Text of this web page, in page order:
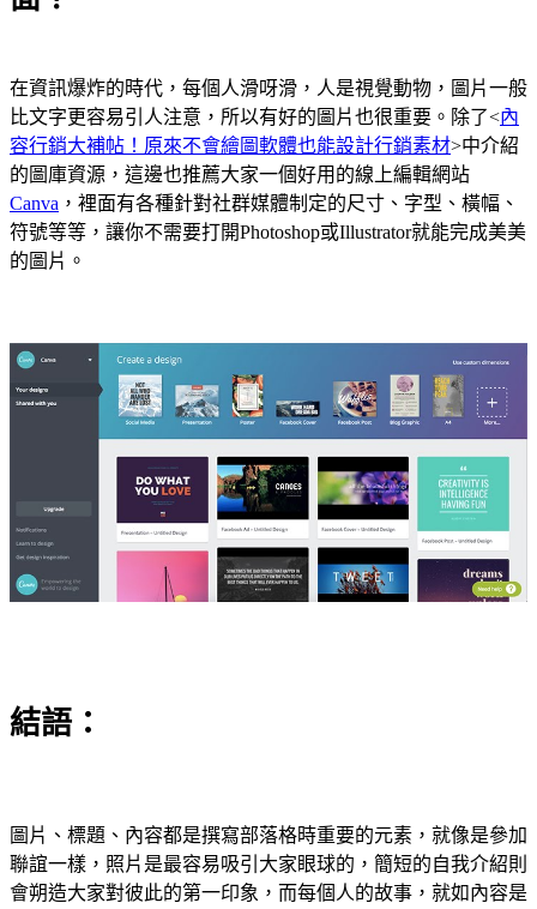
在資訊爆炸的時代，每個人滑呀滑，人是視覺動物，圖片一般
比文字更容易引人注意，所以有好的圖片也很重要。除了<內
容行銷大補帖！原來不會繪圖軟體也能設計行銷素材>中介紹
的圖庫資源，這邊也推薦大家一個好用的線上編輯網站
Canva ，裡面有各種針對社群媒體制定的尺寸、字型、橫幅、
符號等等，讓你不需要打開Photoshop或Illustrator就能完成美美
的圖片。
結語：
圖片、標題、內容都是撰寫部落格時重要的元素，就像是參加
聯誼一樣，照片是最容易吸引大家眼球的，簡短的自我介紹則
會朔造大家對彼此的第一印象，而每個人的故事，就如內容是